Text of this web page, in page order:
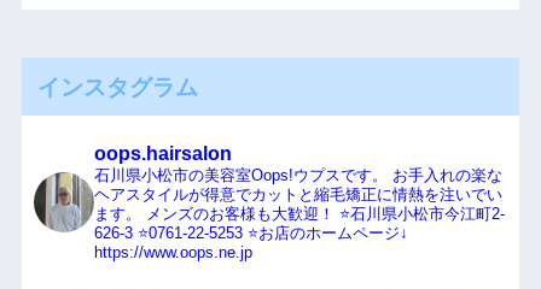
インスタグラム
oops.hairsalon
石川県小松市の美容室Oops!ウプスです。
お手入れの楽な
ヘアスタイルが得意でカットと縮毛矯正に情熱を注いでい
ます。
メンズのお客様も大歓迎！
⭐️石川県小松市今江町2-
626-3⭐️0761-22-5253⭐️お店のホームページ↓
https://www.oops.ne.jp